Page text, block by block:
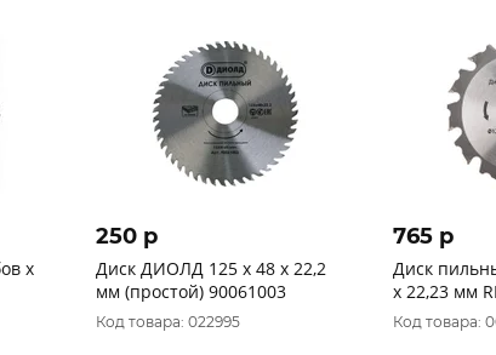
х
250 p
Диск ДИОЛД 125 х 48 х 22,2
мм (простой) 90061003
Код товара: 022995
765 p
Диск
х 22,23 мм
Код товара: